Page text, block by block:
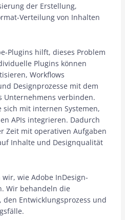
der Erstellung,
Verteilung von Inhalten
Plugins hilft, dieses Problem
Plugins können
Workflows
Designprozesse mit dem
Unternehmens verbinden.
sich mit internen Systemen,
APIs integrieren. Dadurch
Zeit mit operativen Aufgaben
Inhalte und Designqualität
wie Adobe InDesign-
Wir behandeln die
Entwicklungsprozess und